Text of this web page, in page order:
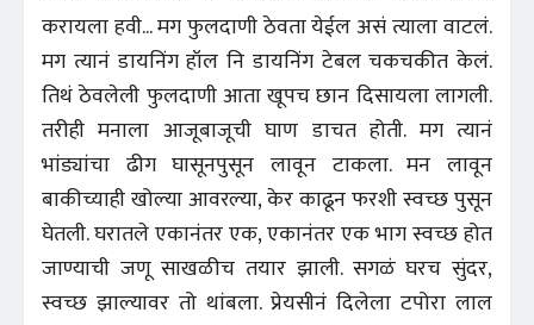
करायला हवी... मग फुलदाणी ठेवता येईल असं त्याला वाटलं.
मग त्यानं डायनिंग हॉल नि डायनिंग टेबल चकचकीत केलं.
तिथं ठेवलेली फुलदाणी आता खूपच छान दिसायला लागली.
तरीही मनाला आजूबाजूची घाण डाचत होती. मग त्यानं
भांड्यांचा ढीग घासूनपुसून लावून टाकला. मन लावून
बाकीच्याही खोल्या आवरल्या, केर काढून फरशी स्वच्छ पुसून
घेतली. घरातले एकानंतर एक, एकानंतर एक भाग स्वच्छ होत
जाण्याची जणू साखळीच तयार झाली. सगळं घरच सुंदर,
स्वच्छ झाल्यावर तो थांबला. प्रेयसीनं दिलेला टपोरा लाल